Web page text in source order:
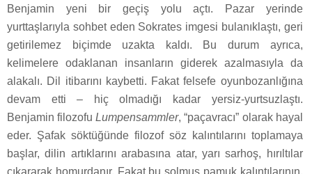
Benjamin yeni bir geçiş yolu açtı. Pazar yerinde
yurttaşlarıyla sohbet eden Sokrates imgesi bulanıklaştı, geri
getirilemez biçimde uzakta kaldı. Bu durum ayrıca,
kelimelere odaklanan insanların giderek azalmasıyla da
alakalı. Dil itibarını kaybetti. Fakat felsefe oyunbozanlığına
devam etti – hiç olmadığı kadar yersiz-yurtsuzlaştı.
Benjamin filozofuLumpensammler, “paçavracı” olarak hayal
eder. Şafak söktüğünde filozof söz kalıntılarını toplamaya
başlar, dilin artıklarını arabasına atar, yarı sarhoş, hırıltılar
çıkararak homurdanır. Fakat bu solmuş pamuk kalıntılarının,